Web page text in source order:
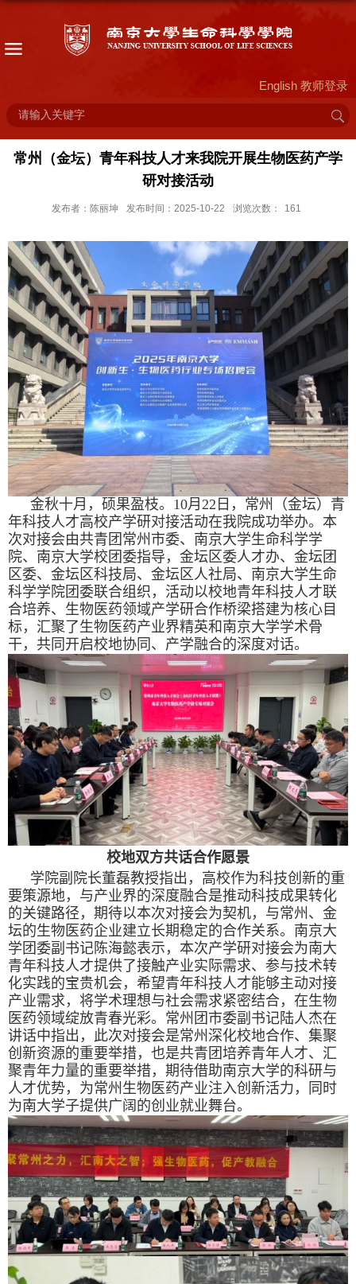
English 教师登录
常州（金坛）青年科技人才来我院开展生物医药产学
研对接活动
发布者：陈丽坤 发布时间：2025-10-22 浏览次数： 161
金秋十月，硕果盈枝。 10月 22 日，常州（金坛）青
年科技人才高校产学研对接活动在我院成功举办。本
次对接会由共青团常州市委、南京大学生命科学学
院、南京大学校团委指导，金坛区委人才办、金坛团
区委、金坛区科技局、金坛区人社局、南京大学生命
科学学院团委联合组织，活动以校地青年科技人才联
合培养、生物医药领域产学研合作桥梁搭建为核心目
标，汇聚了生物医药产业界精英和南京大学学术骨
干，共同开启校地协同、产学融合的深度对话。
校地双方共话合作愿景
学院副院长董磊教授指出，高校作为科技创新的重
要策源地，与产业界的深度融合是推动科技成果转化
的关键路径，期待以本次对接会为契机，与常州、金
坛的生物医药企业建立长期稳定的合作关系。南京大
学团委副书记陈海懿表示，本次产学研对接会为南大
青年科技人才提供了接触产业实际需求、参与技术转
化实践的宝贵机会，希望青年科技人才能够主动对接
产业需求，将学术理想与社会需求紧密结合，在生物
医药领域绽放青春光彩。常州团市委副书记陆人杰在
讲话中指出，此次对接会是常州深化校地合作、集聚
创新资源的重要举措，也是共青团培养青年人才、汇
聚青年力量的重要举措，期待借助南京大学的科研与
人才优势，为常州生物医药产业注入创新活力，同时
为南大学子提供广阔的创业就业舞台。